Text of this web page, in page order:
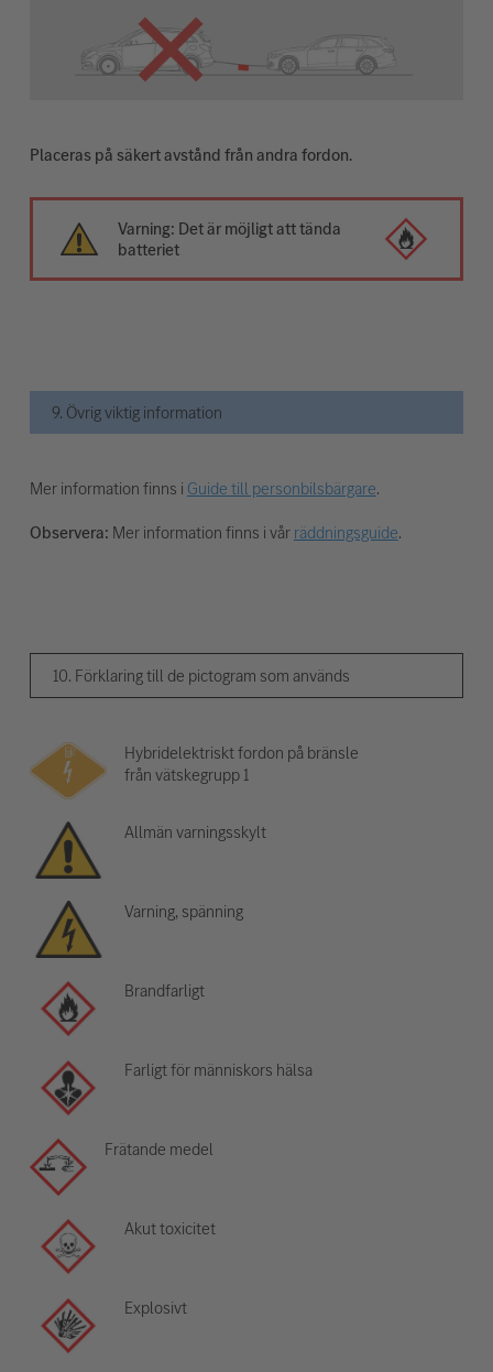
Placeras på säkert avstånd från andra fordon.
Varning: Det är möjligt att tända
batteriet
9. Övrig viktig information
Mer information finns i Guide till personbilsbärgare.
Observera: Mer information finns i vårräddningsguide.
10. Förklaring till de pictogram som används
Hybridelektriskt fordon på bränsle
från vätskegrupp 1
Allmän varningsskylt
Varning, spänning
Brandfarligt
Farligt för människors hälsa
Frätande medel
Akut toxicitet
Explosivt